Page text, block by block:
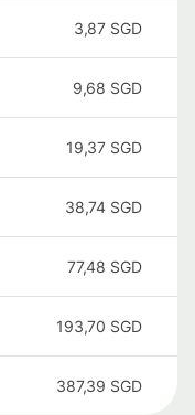
3,87 SGD
9,68 SGD
19,37 SGD
38,74 SGD
77,48 SGD
193,70 SGD
387,39 SGD